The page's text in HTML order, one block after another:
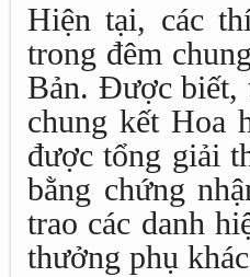
Hiện tại, các
trong đêm
Bản. Được biết,
chung kết Hoa
được tổng giải
bằng chứng
trao các danh
thưởng phụ